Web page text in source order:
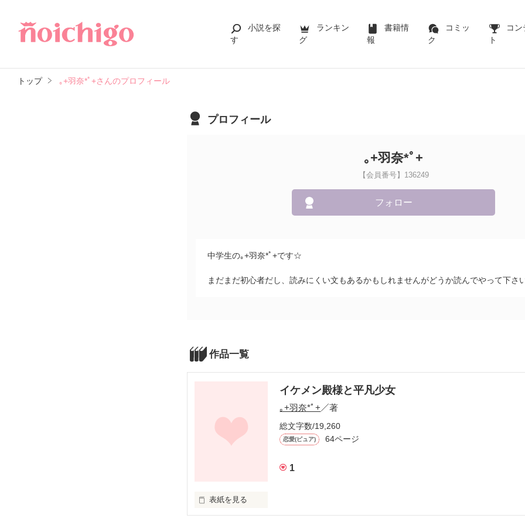
小説を探
す
ランキン
グ
書籍情
報
コミッ
ク
コ
ト
トップ ｡+羽奈*ﾟ+さんのプロフィール
プロフィール
｡+羽奈*ﾟ+
【会員番号】136249
フォロー
中学生の｡+羽奈*ﾟ+です☆
まだまだ初心者だし、読みにくい文もあるかもしれませんがどうか読んでやって下さ
作品一覧
イケメン殿様と平凡少女
｡+羽奈*ﾟ+／著
総文字数/19,260
恋愛(ピュア) 64ページ
1
表紙を見る